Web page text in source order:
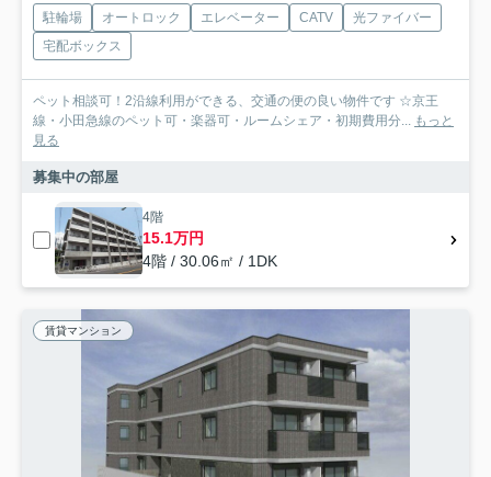
駐輪場 オートロック エレベーター CATV
光ファイバー
宅配ボックス
ペット相談可！2沿線利用ができる、交通の便の良い物件です ☆京王
線・小田急線のペット可・楽器可・ルームシェア・初期費用分... もっと
見る
募集中の部屋
4階
15.1万円
4階 / 30.06㎡ / 1DK
賃貸マンション